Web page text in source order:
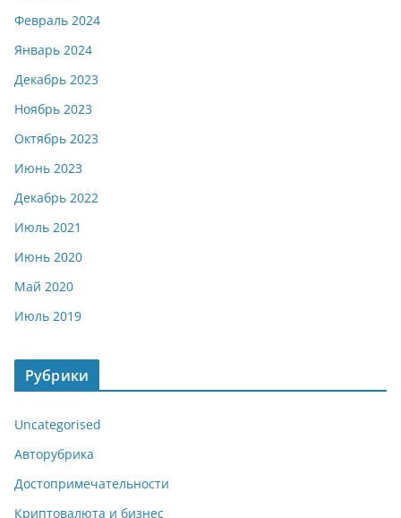
Февраль 2024
Январь 2024
Декабрь 2023
Ноябрь 2023
Октябрь 2023
Июнь 2023
Декабрь 2022
Июль 2021
Июнь 2020
Май 2020
Июль 2019
Рубрики
Uncategorised
Авторубрика
Достопримечательности
Криптовалюта и бизнес